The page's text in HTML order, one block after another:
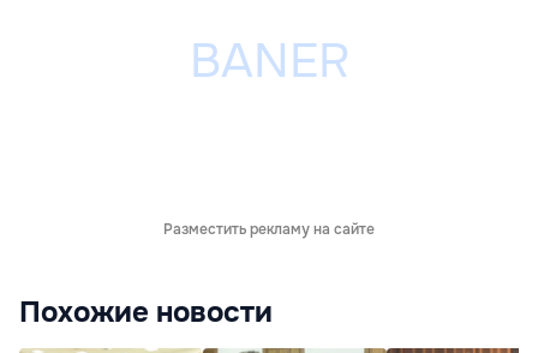
Разместить рекламу на сайте
Похожие новости